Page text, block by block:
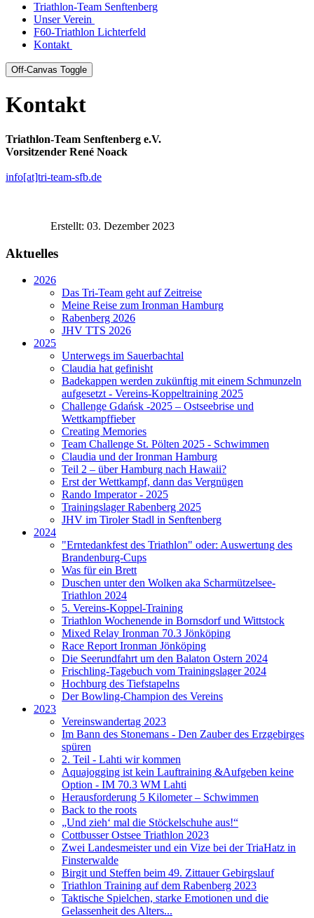
Triathlon-Team Senftenberg
Unser Verein
F60-Triathlon Lichterfeld
Kontakt
Off-Canvas Toggle
Kontakt
Triathlon-Team Senftenberg e.V.
Vorsitzender René Noack
info[at]tri-team-sfb.de
Erstellt: 03. Dezember 2023
Aktuelles
2026
Das Tri-Team geht auf Zeitreise
Meine Reise zum Ironman Hamburg
Rabenberg 2026
JHV TTS 2026
2025
Unterwegs im Sauerbachtal
Claudia hat gefinisht
Badekappen werden zukünftig mit einem Schmunzeln
aufgesetzt - Vereins-Koppeltraining 2025
Challenge Gdańsk -2025 – Ostseebrise und
Wettkampffieber
Creating Memories
Team Challenge St. Pölten 2025 - Schwimmen
Claudia und der Ironman Hamburg
Teil 2 – über Hamburg nach Hawaii?
Erst der Wettkampf, dann das Vergnügen
Rando Imperator - 2025
Trainingslager Rabenberg 2025
JHV im Tiroler Stadl in Senftenberg
2024
"Erntedankfest des Triathlon" oder: Auswertung des
Brandenburg-Cups
Was für ein Brett
Duschen unter den Wolken aka Scharmützelsee-
Triathlon 2024
5. Vereins-Koppel-Training
Triathlon Wochenende in Bornsdorf und Wittstock
Mixed Relay Ironman 70.3 Jönköping
Race Report Ironman Jönköping
Die Seerundfahrt um den Balaton Ostern 2024
Frischling-Tagebuch vom Trainingslager 2024
Hochburg des Tiefstapelns
Der Bowling-Champion des Vereins
2023
Vereinswandertag 2023
Im Bann des Stonemans - Den Zauber des Erzgebirges
spüren
2. Teil - Lahti wir kommen
Aquajogging ist kein Lauftraining &Aufgeben keine
Option - IM 70.3 WM Lahti
Herausforderung 5 Kilometer – Schwimmen
Back to the roots
„Und zieh‘ mal die Stöckelschuhe aus!“
Cottbusser Ostsee Triathlon 2023
Zwei Landesmeister und ein Vize bei der TriaHatz in
Finsterwalde
Birgit und Steffen beim 49. Zittauer Gebirgslauf
Triathlon Training auf dem Rabenberg 2023
Taktische Spielchen, starke Emotionen und die
Gelassenheit des Alters...